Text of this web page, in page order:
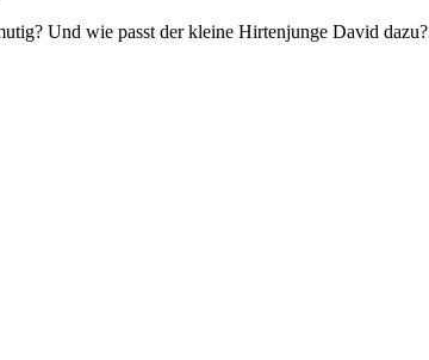
Und wie passt der kleine Hirtenjunge David dazu?